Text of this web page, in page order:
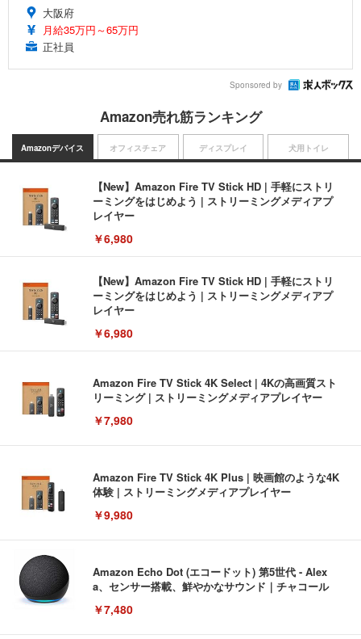
大阪府
月給35万円～65万円
正社員
Sponsored by
Amazon売れ筋ランキング
Amazonデバイス
【New】Amazon Fire TV Stick HD | 手軽にストリ
ーミングをはじめよう | ストリーミングメディアプ
レイヤー
￥6,980
【New】Amazon Fire TV Stick HD | 手軽にストリ
ーミングをはじめよう | ストリーミングメディアプ
レイヤー
￥6,980
Amazon Fire TV Stick 4K Select | 4Kの高画質スト
リーミング | ストリーミングメディアプレイヤー
￥7,980
Amazon Fire TV Stick 4K Plus | 映画館のような4K
体験 | ストリーミングメディアプレイヤー
￥9,980
Amazon Echo Dot (エコードット) 第5世代 - Alex
a、センサー搭載、鮮やかなサウンド｜チャコール
￥7,480
オフィスチェア ディスプレイ 犬用トイレ